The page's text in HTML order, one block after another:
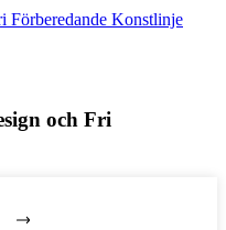
Förberedande Konstlinje
och Fri